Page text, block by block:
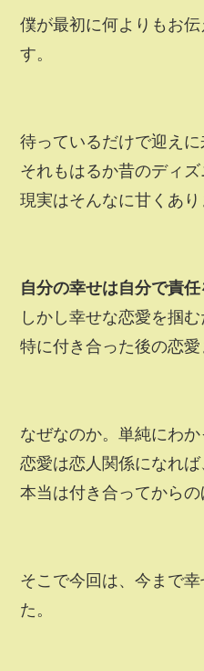
僕が最初に何よりもお伝
す。
待っているだけで迎え
それもはるか昔のディ
現実はそんなに甘くあり
自分の幸せは自分で責
しかし幸せな恋愛を掴
特に付き合った後の恋
なぜなのか。単純にわか
恋愛は恋人関係になれ
本当は付き合ってからの
そこで今回は、今まで
た。